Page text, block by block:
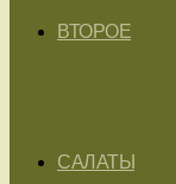
ВТОРОЕ
САЛАТЫ